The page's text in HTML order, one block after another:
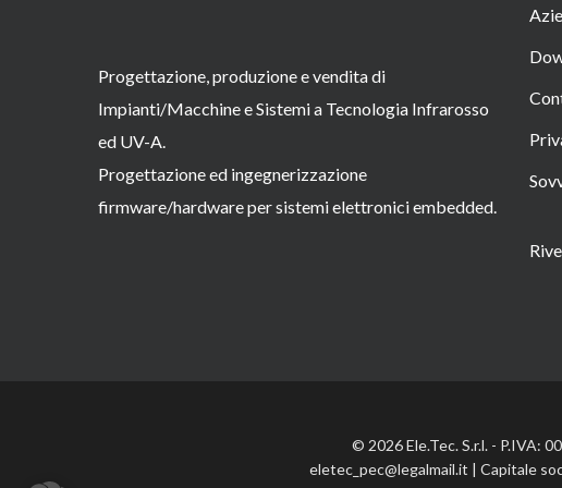
Progettazione, produzione e vendita di
Impianti/Macchine e Sistemi a Tecnologia Infrarosso
ed UV-A.
Progettazione ed ingegnerizzazione
firmware/hardware per sistemi elettronici embedded.
© 2026 Ele.Tec. S.r.l. - P.IVA:
eletec_pec@legalmail.it | Capitale